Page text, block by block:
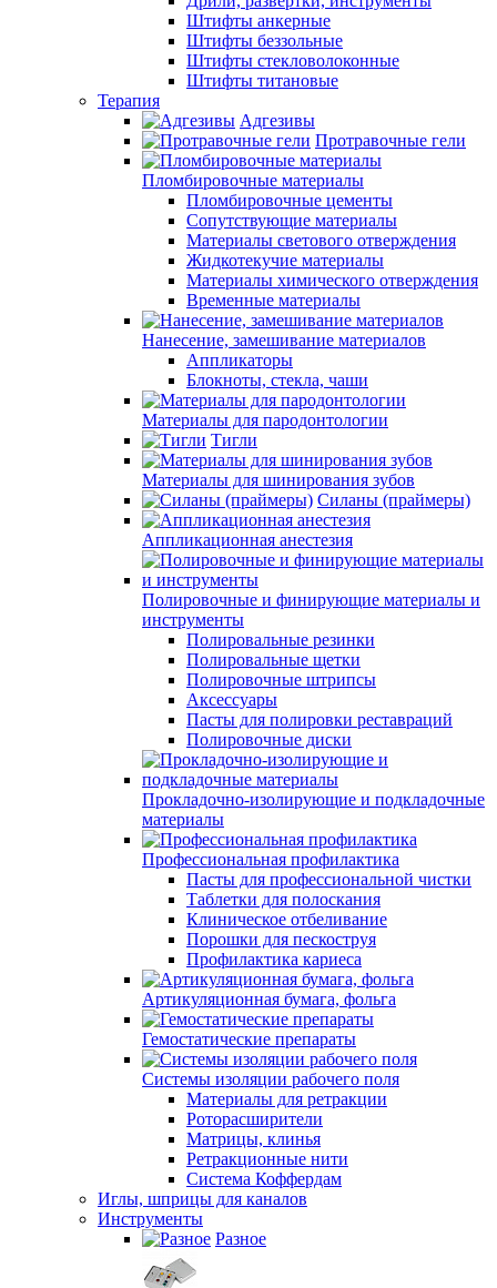
Штифты анкерные
Штифты беззольные
Штифты стекловолоконные
Штифты титановые
Терапия
Адгезивы
Протравочные гели
Пломбировочные материалы
Пломбировочные цементы
Сопутствующие материалы
Материалы светового отверждения
Жидкотекучие материалы
Материалы химического отверждения
Временные материалы
Нанесение, замешивание материалов
Аппликаторы
Блокноты, стекла, чаши
Материалы для пародонтологии
Тигли
Материалы для шинирования зубов
Силаны (праймеры)
Аппликационная анестезия
Полировочные и финирующие материалы и
инструменты
Полировальные резинки
Полировальные щетки
Полировочные штрипсы
Аксессуары
Пасты для полировки реставраций
Полировочные диски
Прокладочно-изолирующие и подкладочные
материалы
Профессиональная профилактика
Пасты для профессиональной чистки
Таблетки для полоскания
Клиническое отбеливание
Порошки для пескоструя
Профилактика кариеса
Артикуляционная бумага, фольга
Гемостатические препараты
Системы изоляции рабочего поля
Материалы для ретракции
Роторасширители
Матрицы, клинья
Ретракционные нити
Система Коффердам
Иглы, шприцы для каналов
Инструменты
Разное